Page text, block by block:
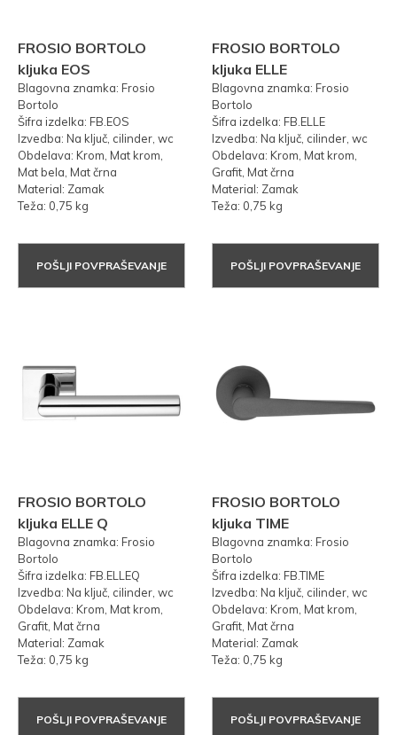
FROSIO BORTOLO
kljuka EOS
Blagovna znamka: Frosio
Bortolo
Šifra izdelka: FB.EOS
Izvedba: Na ključ, cilinder, wc
Obdelava: Krom, Mat krom,
Mat bela, Mat črna
Material: Zamak
Teža: 0,75 kg
POŠLJI POVPRAŠEVANJE
FROSIO BORTOLO
kljuka ELLE
Blagovna znamka: Frosio
Bortolo
Šifra izdelka: FB.ELLE
Izvedba: Na ključ, cilinder, wc
Obdelava: Krom, Mat krom,
Grafit, Mat črna
Material: Zamak
Teža: 0,75 kg
POŠLJI POVPRAŠEVANJE
FROSIO BORTOLO
kljuka ELLE Q
Blagovna znamka: Frosio
Bortolo
Šifra izdelka: FB.ELLEQ
Izvedba: Na ključ, cilinder, wc
Obdelava: Krom, Mat krom,
Grafit, Mat črna
Material: Zamak
Teža: 0,75 kg
POŠLJI POVPRAŠEVANJE
FROSIO BORTOLO
kljuka TIME
Blagovna znamka: Frosio
Bortolo
Šifra izdelka: FB.TIME
Izvedba: Na ključ, cilinder, wc
Obdelava: Krom, Mat krom,
Grafit, Mat črna
Material: Zamak
Teža: 0,75 kg
POŠLJI POVPRAŠEVANJE